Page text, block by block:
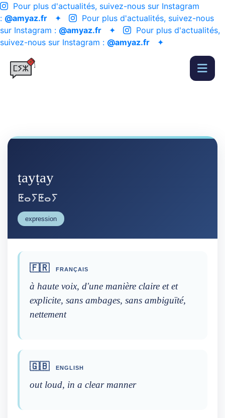
Pour plus d'actualités, suivez-nous sur Instagram
: @amyaz.fr ✦
Pour plus d'actualités, suivez-nous
sur Instagram : @amyaz.fr ✦
Pour plus d'actualités,
suivez-nous sur Instagram : @amyaz.fr ✦
ṭayṭay
ⵟⴰⵢⵟⴰⵢ
expression
🇫🇷 FRANÇAIS
à haute voix, d'une manière claire et et
explicite, sans ambages, sans ambiguïté,
nettement
🇬🇧 ENGLISH
out loud, in a clear manner